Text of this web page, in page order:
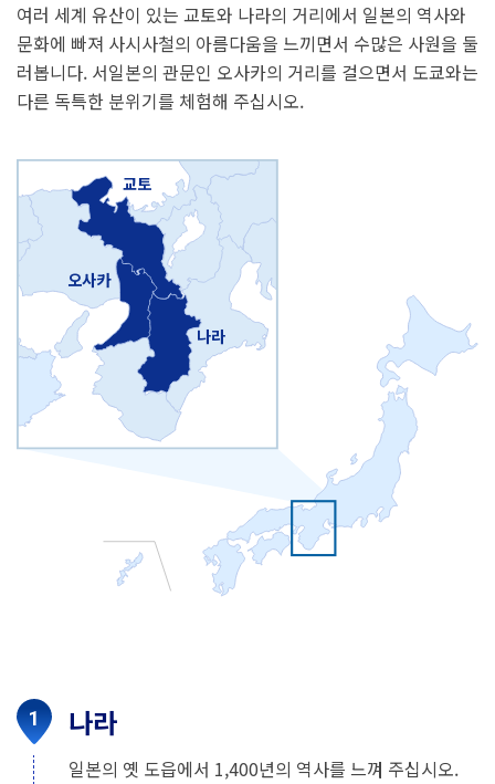
여러 세계 유산이 있는 교토와 나라의 거리에서 일본의 역사와
문화에 빠져 사시사철의 아름다움을 느끼면서 수많은 사원을 둘
러봅니다. 서일본의 관문인 오사카의 거리를 걸으면서 도쿄와는
다른 독특한 분위기를 체험해 주십시오.
교토
오사카
나라
나라
일본의 옛 도읍에서 1,400년의 역사를 느껴 주십시오.